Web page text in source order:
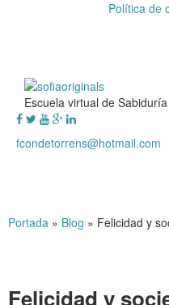
Política de
Escuela virtual de
fcondetorrens@hotmail.com
Portada » Blog » Felicidad y
Felicidad y